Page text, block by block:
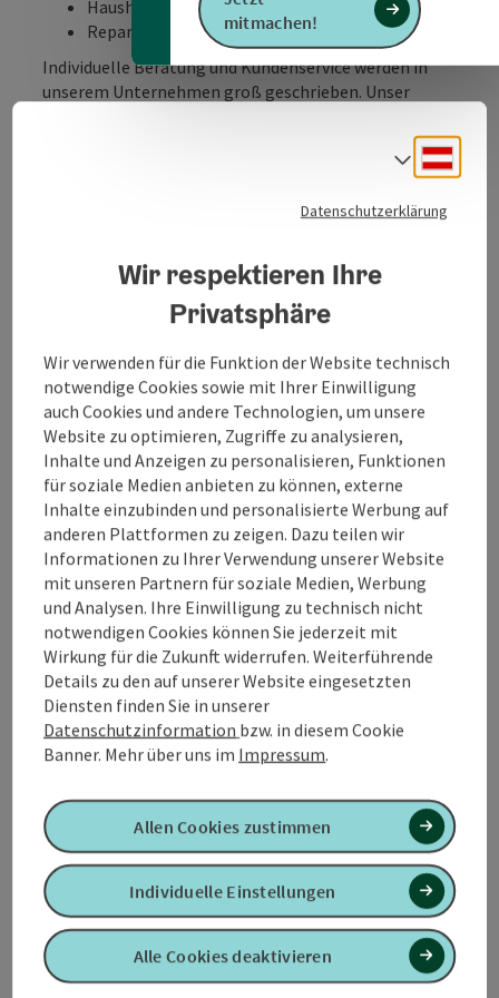
mitmachen!
Haushaltsgeräte
Reparaturen & Service
Individuelle Beratung und Kundenservice werden in
unserem Unternehmen groß geschrieben. Unser
gerne bei der Realisierung Ihrer Wünsche und Träume.
Wir unterstützen Sie gerne bei Ihren Anliegen und
stellen wir sicher, dass Sie mit dem gekauften Produkt
auch wirklich zufrieden sind.
Gemeinsam mit der Firma Miele werden regelmäßig
Kochabende veranstaltet. Die Industrie ist auch bei
unserer jährlichen Hausmesse zu Gast und zeigt
Vorort ihre neuesten Trends.
Die Bereitstellung von Leihgeräten bei ...
Beschreibung vollständig anzeigen
Kontakt
Öffnungszeiten
Anreise/Lage
Preise
Eignung
Barrierefreiheit
Datenschutzerklärung
Wir respektieren Ihre
Privatsphäre
Wir verwenden für die Funktion der Website technisch
notwendige Cookies sowie mit Ihrer Einwilligung
auch Cookies und andere Technologien, um unsere
Website zu optimieren, Zugriffe zu analysieren,
Inhalte und Anzeigen zu personalisieren, Funktionen
für soziale Medien anbieten zu können, externe
Inhalte einzubinden und personalisierte Werbung auf
anderen Plattformen zu zeigen. Dazu teilen wir
Informationen zu Ihrer Verwendung unserer Website
mit unseren Partnern für soziale Medien, Werbung
und Analysen. Ihre Einwilligung zu technisch nicht
notwendigen Cookies können Sie jederzeit mit
Wirkung für die Zukunft widerrufen. Weiterführende
Details zu den auf unserer Website eingesetzten
Diensten finden Sie in unserer
Datenschutzinformation bzw. in diesem Cookie
Banner. Mehr über uns im Impressum.
Alle Cookies deaktivieren
Individuelle Einstellungen
Allen Cookies zustimmen